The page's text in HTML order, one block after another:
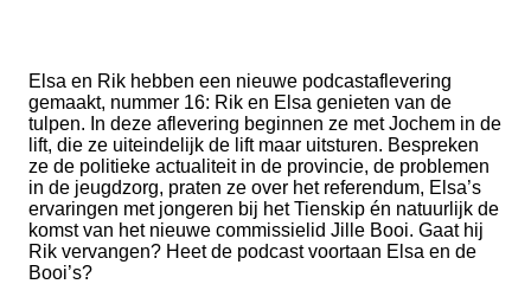
Elsa en Rik hebben een nieuwe podcastaflevering
gemaakt, nummer 16: Rik en Elsa genieten van de
tulpen. In deze aflevering beginnen ze met Jochem in de
lift, die ze uiteindelijk de lift maar uitsturen. Bespreken
ze de politieke actualiteit in de provincie, de problemen
in de jeugdzorg, praten ze over het referendum, Elsa’s
ervaringen met jongeren bij het Tienskip én natuurlijk de
komst van het nieuwe commissielid Jille Booi. Gaat hij
Rik vervangen? Heet de podcast voortaan Elsa en de
Booi’s?